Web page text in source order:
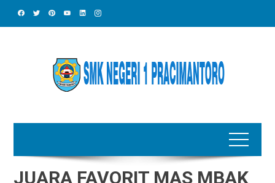
JUARA FAVORIT MAS MBAK